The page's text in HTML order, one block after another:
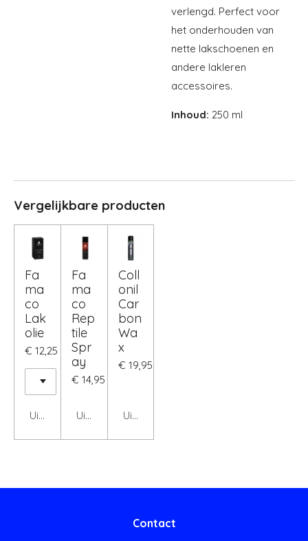
verlengd. Perfect voor
het onderhouden van
nette lakschoenen en
andere lakleren
accessoires.
Inhoud: 250 ml
Vergelijkbare producten
Fa
ma
co
Lak
olie
€ 12,25
Uitgeschakeld
Fa
ma
co
Rep
tile
Spr
ay
€ 14,95
Uitgeschakeld
Coll
onil
Car
bon
Wa
x
€ 19,95
Uitgeschakeld
Contact